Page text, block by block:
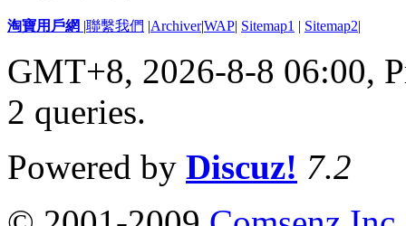
淘寶用戶網 |聯繫我們 |Archiver|WAP| Sitemap1 | Sitemap2|
GMT+8, 2026-8-8 06:00,
2 queries.
Powered by Discuz! 7.2